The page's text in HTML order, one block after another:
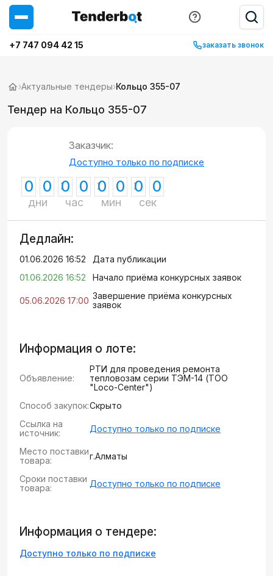
+7 747 094 42 15 заказать звонок
›Актуальные тендеры›Кольцо 355-07
Тендер на Кольцо 355-07
Заказчик:
Доступно только по подписке
0 0
дни
0 0
час
0 0
мин
0 0
сек
Дедлайн:
01.06.2026 16:52
Дата публикации
01.06.2026 16:52
Начало приёма конкурсных заявок
05.06.2026 17:00 Завершение приёма конкурсных
заявок
Информация о лоте:
Объявление:
РТИ для проведения ремонта
тепловозам серии ТЭМ-14 (ТОО
"Loco-Center")
Способ закупок:Скрыто
Ссылка на
источник:
Доступно только по подписке
Место поставки
товара:
г.Алматы
Сроки поставки
товара:
Доступно только по подписке
Информация о тендере:
Доступно только по подписке